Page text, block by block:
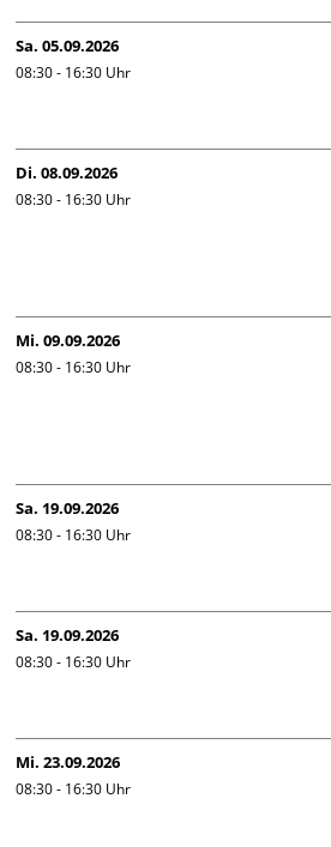
Sa. 05.09.2026
08:30 - 16:30 Uhr
Di. 08.09.2026
08:30 - 16:30 Uhr
Mi. 09.09.2026
08:30 - 16:30 Uhr
Sa. 19.09.2026
08:30 - 16:30 Uhr
Sa. 19.09.2026
08:30 - 16:30 Uhr
Mi. 23.09.2026
08:30 - 16:30 Uhr